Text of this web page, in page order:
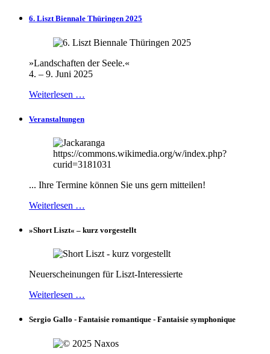
6. Liszt Biennale Thüringen 2025
»Landschaften der Seele.«
4. – 9. Juni 2025
Weiterlesen …
Veranstaltungen
... Ihre Termine können Sie uns gern mitteilen!
Weiterlesen …
»Short Liszt« – kurz vorgestellt
Neuerscheinungen für Liszt-Interessierte
Weiterlesen …
Sergio Gallo - Fantaisie romantique - Fantaisie symphonique